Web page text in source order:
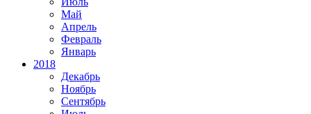
Май
Апрель
Февраль
Январь
2018
Декабрь
Ноябрь
Сентябрь